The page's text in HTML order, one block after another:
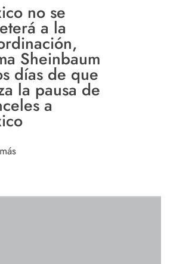
no se
a la
Sheinbaum
días de que
la pausa de
a